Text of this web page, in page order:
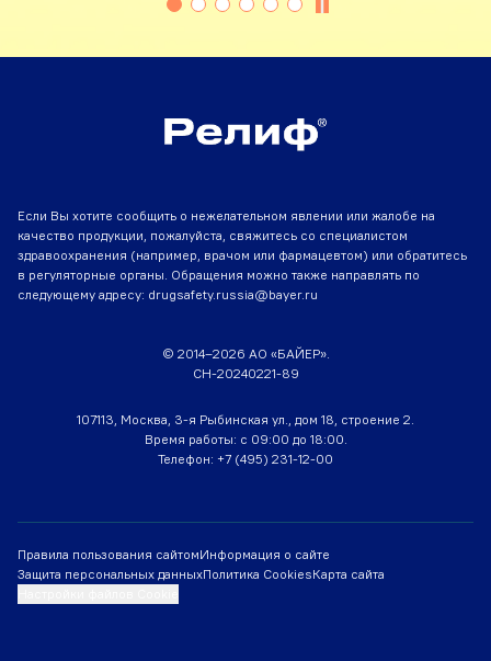
Если Вы хотите сообщить о нежелательном явлении или жалобе на
качество продукции, пожалуйста, свяжитесь со специалистом
здравоохранения (например, врачом или фармацевтом) или обратитесь
в регуляторные органы. Обращения можно также направлять по
следующему адресу: drugsafety.russia@bayer.ru
© 2014–2026 АО «БАЙЕР».
CH-20240221-89
107113, Москва, 3-я Рыбинская ул., дом 18, строение 2.
Время работы: с 09:00 до 18:00.
Телефон: +7 (495) 231-12-00
Правила пользования сайтомИнформация о сайте
Защита персональных данныхПолитика CookiesКарта сайта